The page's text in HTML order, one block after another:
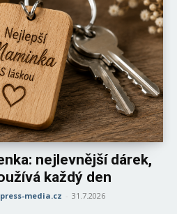
nejlevnější dárek,
každý den
media.cz - 31.7.2026